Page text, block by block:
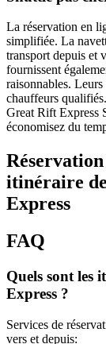
La réservation en
simplifiée. La
transport depuis et
fournissent
raisonnables.
chauffeurs
Great Rift Express
économisez du
itinéraire
Express
FAQ
Quels sont les
Express ?
Services de
vers et depuis: